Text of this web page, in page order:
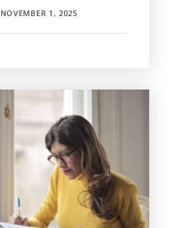
NOVEMBER 1, 2025